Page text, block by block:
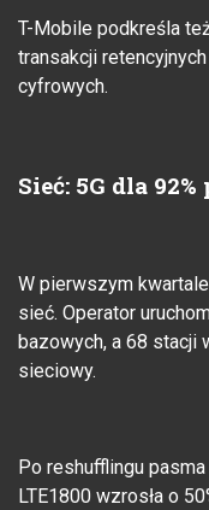
T-Mobile podkreśla
transakcji
cyfrowych.
Sieć: 5G dla
W pierwszym
sieć. Operator
bazowych, a 68 stacji
sieciowy.
Po reshufflingu
LTE1800 wzrosła o